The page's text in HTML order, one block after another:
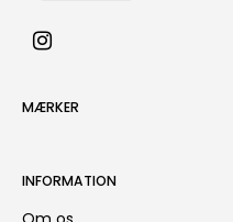
MÆRKER
INFORMATION